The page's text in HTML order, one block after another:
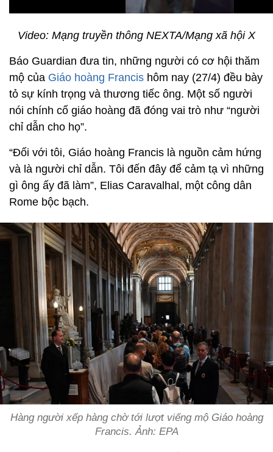
Video: Mạng truyền thông NEXTA/Mạng xã hội X
Báo Guardian đưa tin, những người có cơ hội thăm
mộ của Giáo hoàng Francis hôm nay (27/4) đều bày
tỏ sự kính trọng và thương tiếc ông. Một số người
nói chính cố giáo hoàng đã đóng vai trò như “người
chỉ dẫn cho họ”.
“Đối với tôi, Giáo hoàng Francis là nguồn cảm hứng
và là người chỉ dẫn. Tôi đến đây để cảm tạ vì những
gì ông ấy đã làm”, Elias Caravalhal, một công dân
Rome bộc bạch.
Hàng người xếp hàng chờ tới lượt viếng mộ Giáo hoàng
Francis. Ảnh: EPA